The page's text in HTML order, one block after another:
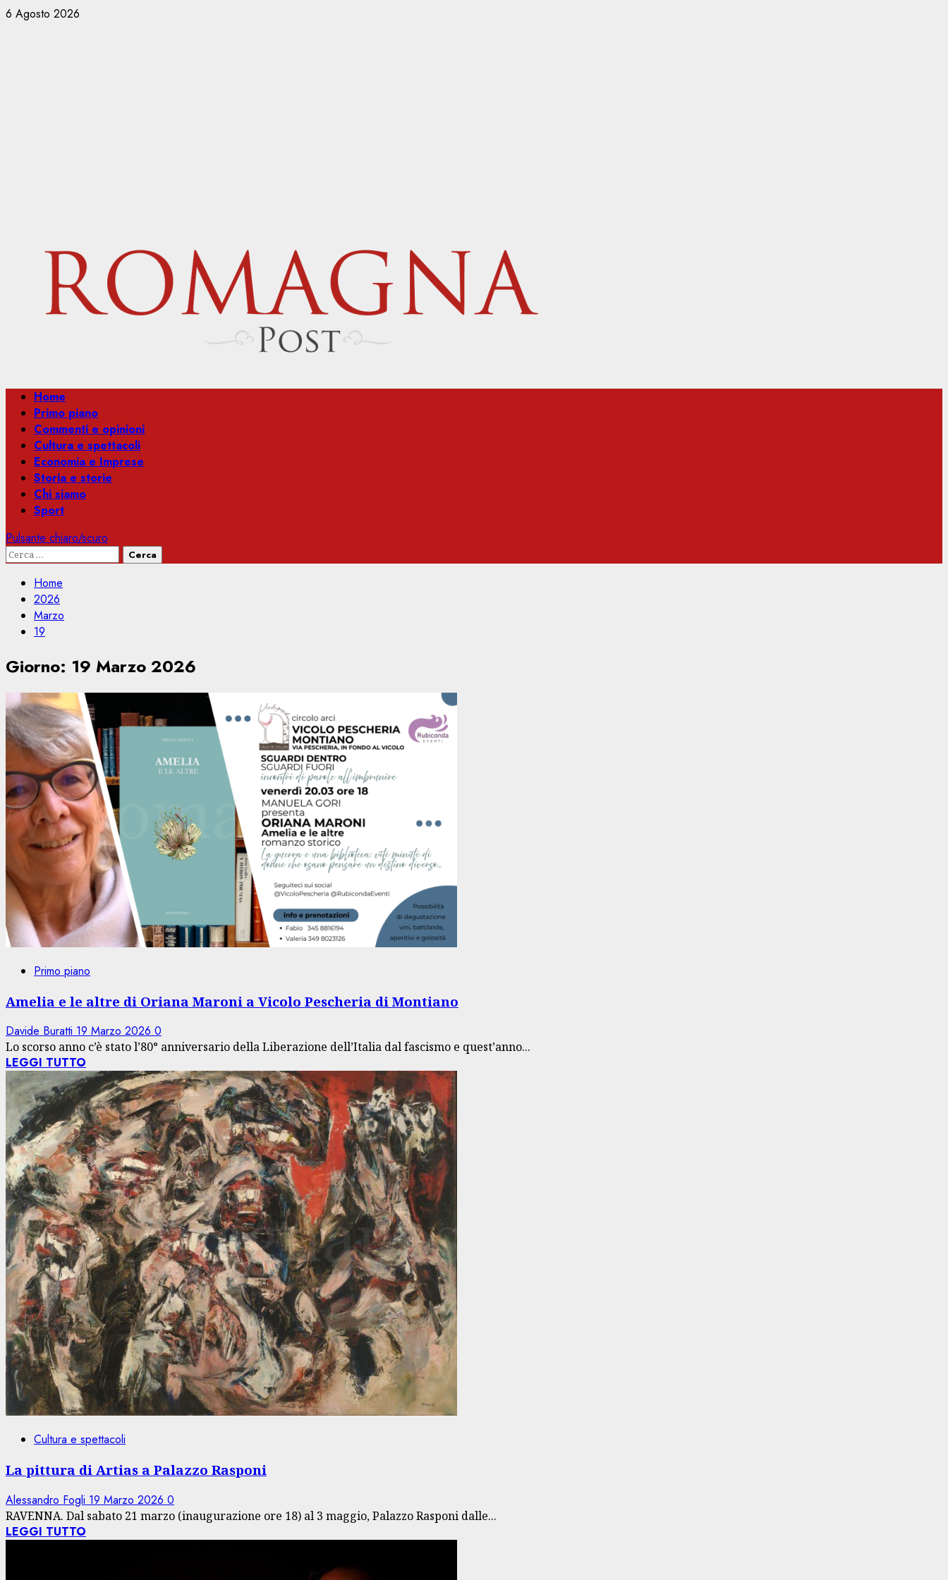
Vai
6 Agosto 2026
Menu
principale
Home
Primo piano
Commenti e opinioni
Cultura e spettacoli
Economia e Imprese
Storia e storie
Chi siamo
Sport
Pulsante chiaro/scuro
Ricerca
Home
2026
Marzo
19
Giorno: 19 Marzo 2026
Primo piano
Amelia e le altre di Oriana Maroni a Vicolo Pescheria di Montiano
Davide Buratti 19 Marzo 2026 0
Lo scorso anno c’è stato l’80° anniversario della Liberazione dell’Italia dal fascismo e quest’anno...
LEGGI TUTTO
Cultura e spettacoli
La pittura di Artias a Palazzo Rasponi
Alessandro Fogli 19 Marzo 2026 0
RAVENNA. Dal sabato 21 marzo (inaugurazione ore 18) al 3 maggio, Palazzo Rasponi dalle...
LEGGI TUTTO